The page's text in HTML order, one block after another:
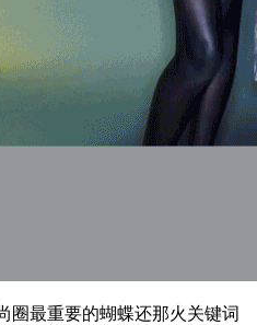
最重要的蝴蝶还那火关键词